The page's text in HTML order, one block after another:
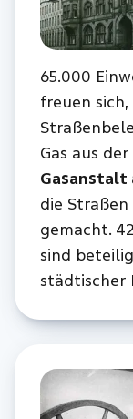
65.000
freuen sich,
Gas aus der
Gasanstalt
die
gemacht.
sind
städtischer